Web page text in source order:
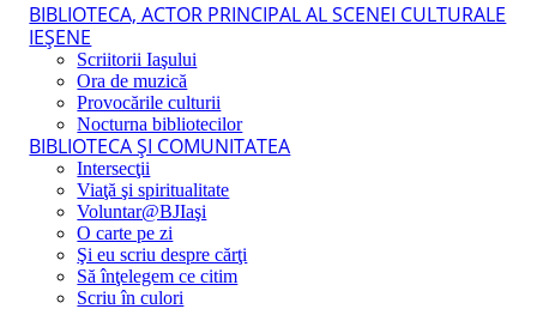
BIBLIOTECA, ACTOR PRINCIPAL AL SCENEI CULTURALE
IEŞENE
Scriitorii Iaşului
Ora de muzică
Provocările culturii
Nocturna bibliotecilor
BIBLIOTECA ŞI COMUNITATEA
Intersecţii
Viaţă şi spiritualitate
Voluntar@BJIaşi
O carte pe zi
Şi eu scriu despre cărţi
Să înţelegem ce citim
Scriu în culori